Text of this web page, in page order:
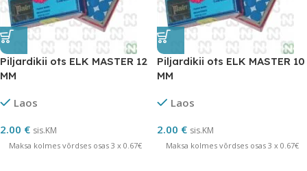
Piljardikii ots ELK MASTER 12
MM
Laos
2.00 € sis.KM
Maksa kolmes võrdses osas 3 x 0.67€
Piljardikii ots ELK MASTER 10
MM
Laos
2.00 € sis.KM
Maksa kolmes võrdses osas 3 x 0.67€